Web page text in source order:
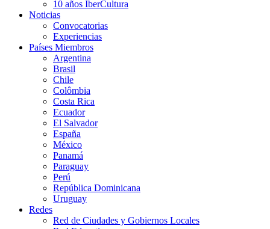
10 años IberCultura
Noticias
Convocatorias
Experiencias
Países Miembros
Argentina
Brasil
Chile
Colômbia
Costa Rica
Ecuador
El Salvador
España
México
Panamá
Paraguay
Perú
República Dominicana
Uruguay
Redes
Red de Ciudades y Gobiernos Locales